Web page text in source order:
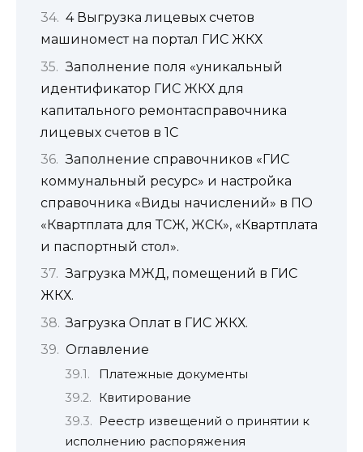
4 Выгрузка лицевых счетов
машиномест на портал ГИС ЖКХ
Заполнение поля «уникальный
идентификатор ГИС ЖКХ для
капитального ремонтасправочника
лицевых счетов в 1С
Заполнение справочников «ГИС
коммунальный ресурс» и настройка
справочника «Виды начислений» в ПО
«Квартплата для ТСЖ, ЖСК», «Квартплата
и паспортный стол».
Загрузка МЖД, помещений в ГИС
ЖКХ.
Загрузка Оплат в ГИС ЖКХ.
Оглавление
Платежные документы
Квитирование
Реестр извещений о принятии к
исполнению распоряжения